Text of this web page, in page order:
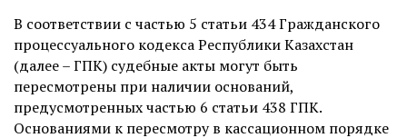
В соответствии с частью 5 статьи 434 Гражданского
процессуального кодекса Республики Казахстан
(далее – ГПК) судебные акты могут быть
пересмотрены при наличии оснований,
предусмотренных частью 6 статьи 438 ГПК.
Основаниями к пересмотру в кассационном порядке